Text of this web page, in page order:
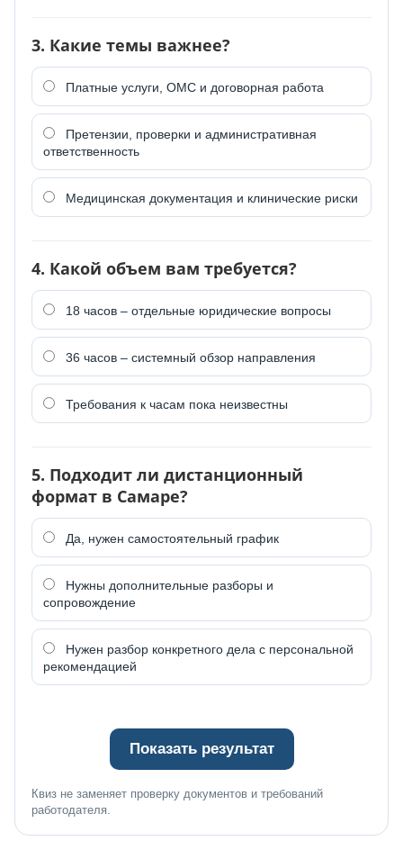
3. Какие темы важнее?
Платные услуги, ОМС и договорная работа
Претензии, проверки и административная
ответственность
Медицинская документация и клинические риски
4. Какой объем вам требуется?
18 часов – отдельные юридические вопросы
36 часов – системный обзор направления
Требования к часам пока неизвестны
5. Подходит ли дистанционный
формат в Самаре?
Да, нужен самостоятельный график
Нужны дополнительные разборы и
сопровождение
Нужен разбор конкретного дела с персональной
рекомендацией
Показать результат
Квиз не заменяет проверку документов и требований
работодателя.